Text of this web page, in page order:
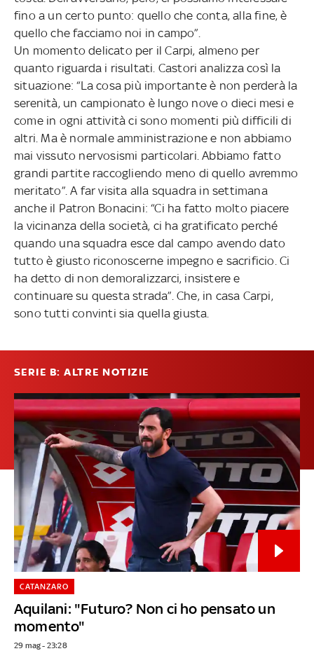
fino a un certo punto: quello che conta, alla fine, è
quello che facciamo noi in campo”.
Un momento delicato per il Carpi, almeno per
quanto riguarda i risultati. Castori analizza così la
situazione: “La cosa più importante è non perderà la
serenità, un campionato è lungo nove o dieci mesi e
come in ogni attività ci sono momenti più difficili di
altri. Ma è normale amministrazione e non abbiamo
mai vissuto nervosismi particolari. Abbiamo fatto
grandi partite raccogliendo meno di quello avremmo
meritato”. A far visita alla squadra in settimana
anche il Patron Bonacini: “Ci ha fatto molto piacere
la vicinanza della società, ci ha gratificato perché
quando una squadra esce dal campo avendo dato
tutto è giusto riconoscerne impegno e sacrificio. Ci
ha detto di non demoralizzarci, insistere e
continuare su questa strada”. Che, in casa Carpi,
sono tutti convinti sia quella giusta.
SERIE B: ALTRE NOTIZIE
Aquilani: "Futuro? Non ci ho pensato un
momento"
CATANZARO
29 mag - 23:28